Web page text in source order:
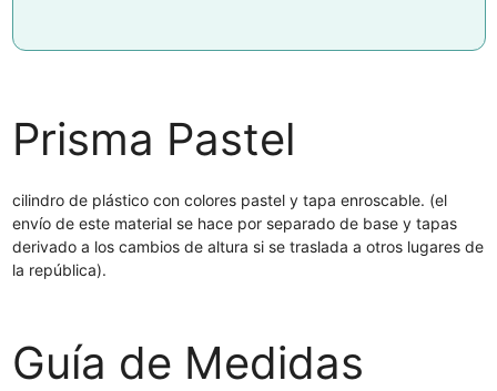
Prisma Pastel
cilindro de plástico con colores pastel y tapa enroscable. (el
envío de este material se hace por separado de base y tapas
derivado a los cambios de altura si se traslada a otros lugares de
la república).
Guía de Medidas